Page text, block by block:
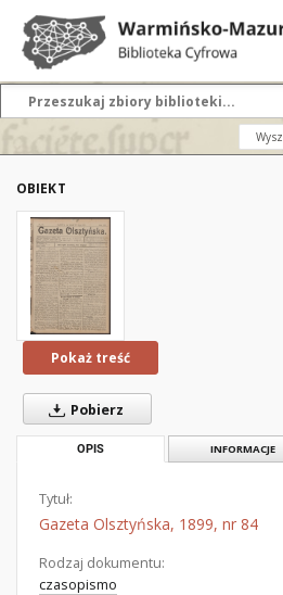
OBIEKT
Pokaż treść
Pobierz
OPIS INFORMACJE
Tytuł:
Gazeta Olsztyńska, 1899, nr 84
Rodzaj dokumentu:
czasopismo